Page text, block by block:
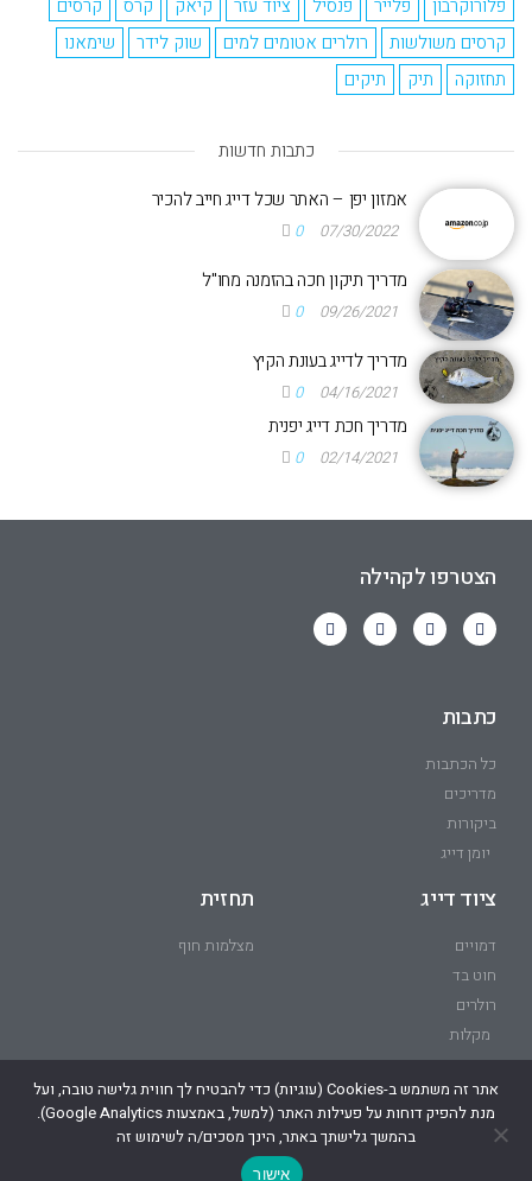
פלורוקרבון
פלייר פנסיל ציוד עזר קיאק קרס
קרסים
קרסים משולשות
רולרים אטומים למים שוק לידר
שימאנו
תחזוקה
תיק תיקים
כתבות חדשות
אמזון יפן – האתר שכל דייג חייב להכיר
07/30/2022
0
מדריך תיקון חכה בהזמנה מחו"ל
09/26/2021
0
מדריך לדייג בעונת הקיץ
04/16/2021
0
מדריך חכת דייג יפנית
02/14/2021
0
הצטרפו לקהילה
כתבות
כל הכתבות
מדריכים
ביקורות
יומן דייג
ציוד דייג
דמויים
חוט בד
רולרים
מקלות
תחזית
מצלמות חוף
הבית של הדייגים בישראל – קהילת הדייגים של ישראל.
אתר זה משתמש ב-Cookies (עוגיות) כדי להבטיח לך חווית גלישה טובה, ועל
מנת להפיק דוחות על פעילות האתר (למשל, באמצעות Google Analytics).
בהמשך גלישתך באתר, הינך מסכים/ה לשימוש זה
אישור